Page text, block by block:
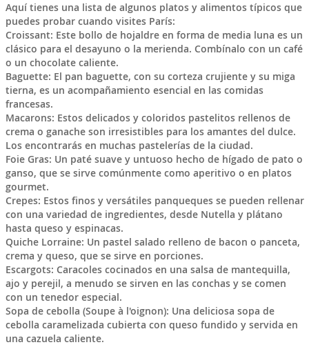
Aquí tienes una lista de algunos platos y alimentos típicos que
puedes probar cuando visites París:
Croissant: Este bollo de hojaldre en forma de media luna es un
clásico para el desayuno o la merienda. Combínalo con un café
o un chocolate caliente.
Baguette: El pan baguette, con su corteza crujiente y su miga
tierna, es un acompañamiento esencial en las comidas
francesas.
Macarons: Estos delicados y coloridos pastelitos rellenos de
crema o ganache son irresistibles para los amantes del dulce.
Los encontrarás en muchas pastelerías de la ciudad.
Foie Gras: Un paté suave y untuoso hecho de hígado de pato o
ganso, que se sirve comúnmente como aperitivo o en platos
gourmet.
Crepes: Estos finos y versátiles panqueques se pueden rellenar
con una variedad de ingredientes, desde Nutella y plátano
hasta queso y espinacas.
Quiche Lorraine: Un pastel salado relleno de bacon o panceta,
crema y queso, que se sirve en porciones.
Escargots: Caracoles cocinados en una salsa de mantequilla,
ajo y perejil, a menudo se sirven en las conchas y se comen
con un tenedor especial.
Sopa de cebolla (Soupe à l'oignon): Una deliciosa sopa de
cebolla caramelizada cubierta con queso fundido y servida en
una cazuela caliente.